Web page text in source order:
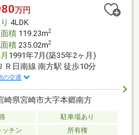
万円
4LDK
積119.23m2
積235.02m2
1991年7月(築35年2ヶ月)
ＪＲ日南線 南方駅 徒歩10分
の交通
崎県宮崎市大字本郷南方
駐車場あり
ッチン 所有権